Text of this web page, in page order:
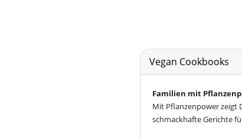
Vegan Cookbooks
Familien mit
Mit Pflanzenpower zeigt
schmackhafte Gerichte